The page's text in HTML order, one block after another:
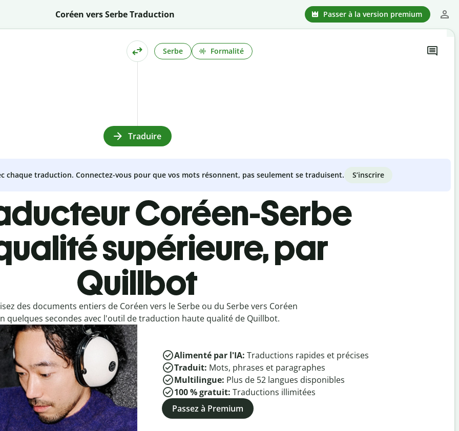
Coréen vers Serbe Traduction Passer à la version premium
Serbe Formalité
Traduire
chaque traduction. Connectez-vous pour que vos mots résonnent, pas seulement se traduisent. S’inscrire
Coréen-Serbe
supérieure, par
Quillbot
des documents entiers de Coréen vers le Serbe ou du Serbe vers Coréen
quelques secondes avec l'outil de traduction haute qualité de Quillbot.
Alimenté par l'IA: Traductions rapides et précises
Traduit: Mots, phrases et paragraphes
Multilingue: Plus de 52 langues disponibles
100 % gratuit: Traductions illimitées
Passez à Premium